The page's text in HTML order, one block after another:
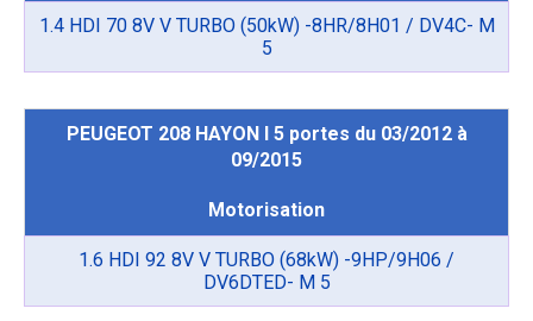
1.4 HDI 70 8V V TURBO (50kW) -8HR/8H01 / DV4C- M
5
PEUGEOT 208 HAYON I 5 portes du 03/2012 à
09/2015
Motorisation
1.6 HDI 92 8V V TURBO (68kW) -9HP/9H06 /
DV6DTED- M 5